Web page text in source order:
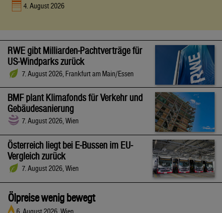
4. August 2026
RWE gibt Milliarden-Pachtverträge für
US-Windparks zurück
7. August 2026, Frankfurt am Main/Essen
BMF plant Klimafonds für Verkehr und
Gebäudesanierung
7. August 2026, Wien
Österreich liegt bei E-Bussen im EU-
Vergleich zurück
7. August 2026, Wien
Ölpreise wenig bewegt